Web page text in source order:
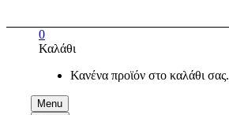
Menu
0
Καλάθι
Κανένα προϊόν στο καλάθι σας.